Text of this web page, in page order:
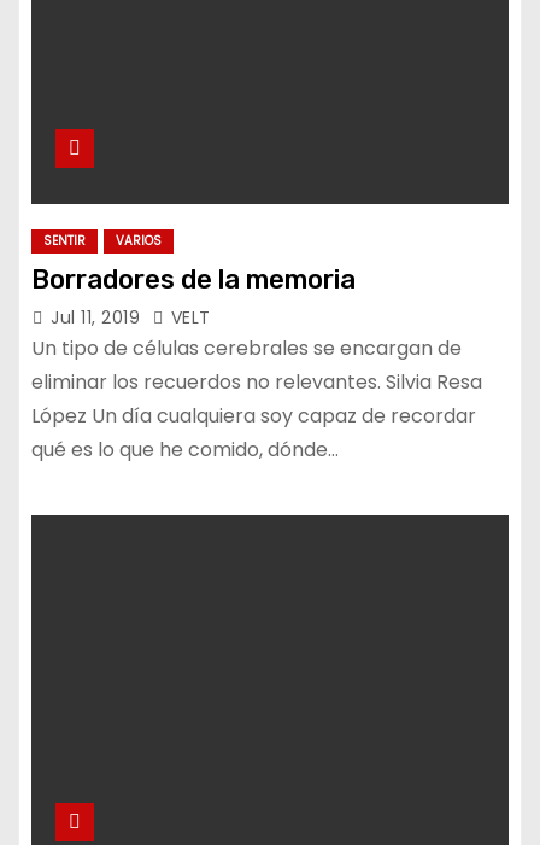
SENTIR VARIOS
Borradores de la memoria
Jul 11, 2019 VELT
Un tipo de células cerebrales se encargan de
eliminar los recuerdos no relevantes. Silvia Resa
López Un día cualquiera soy capaz de recordar
qué es lo que he comido, dónde…